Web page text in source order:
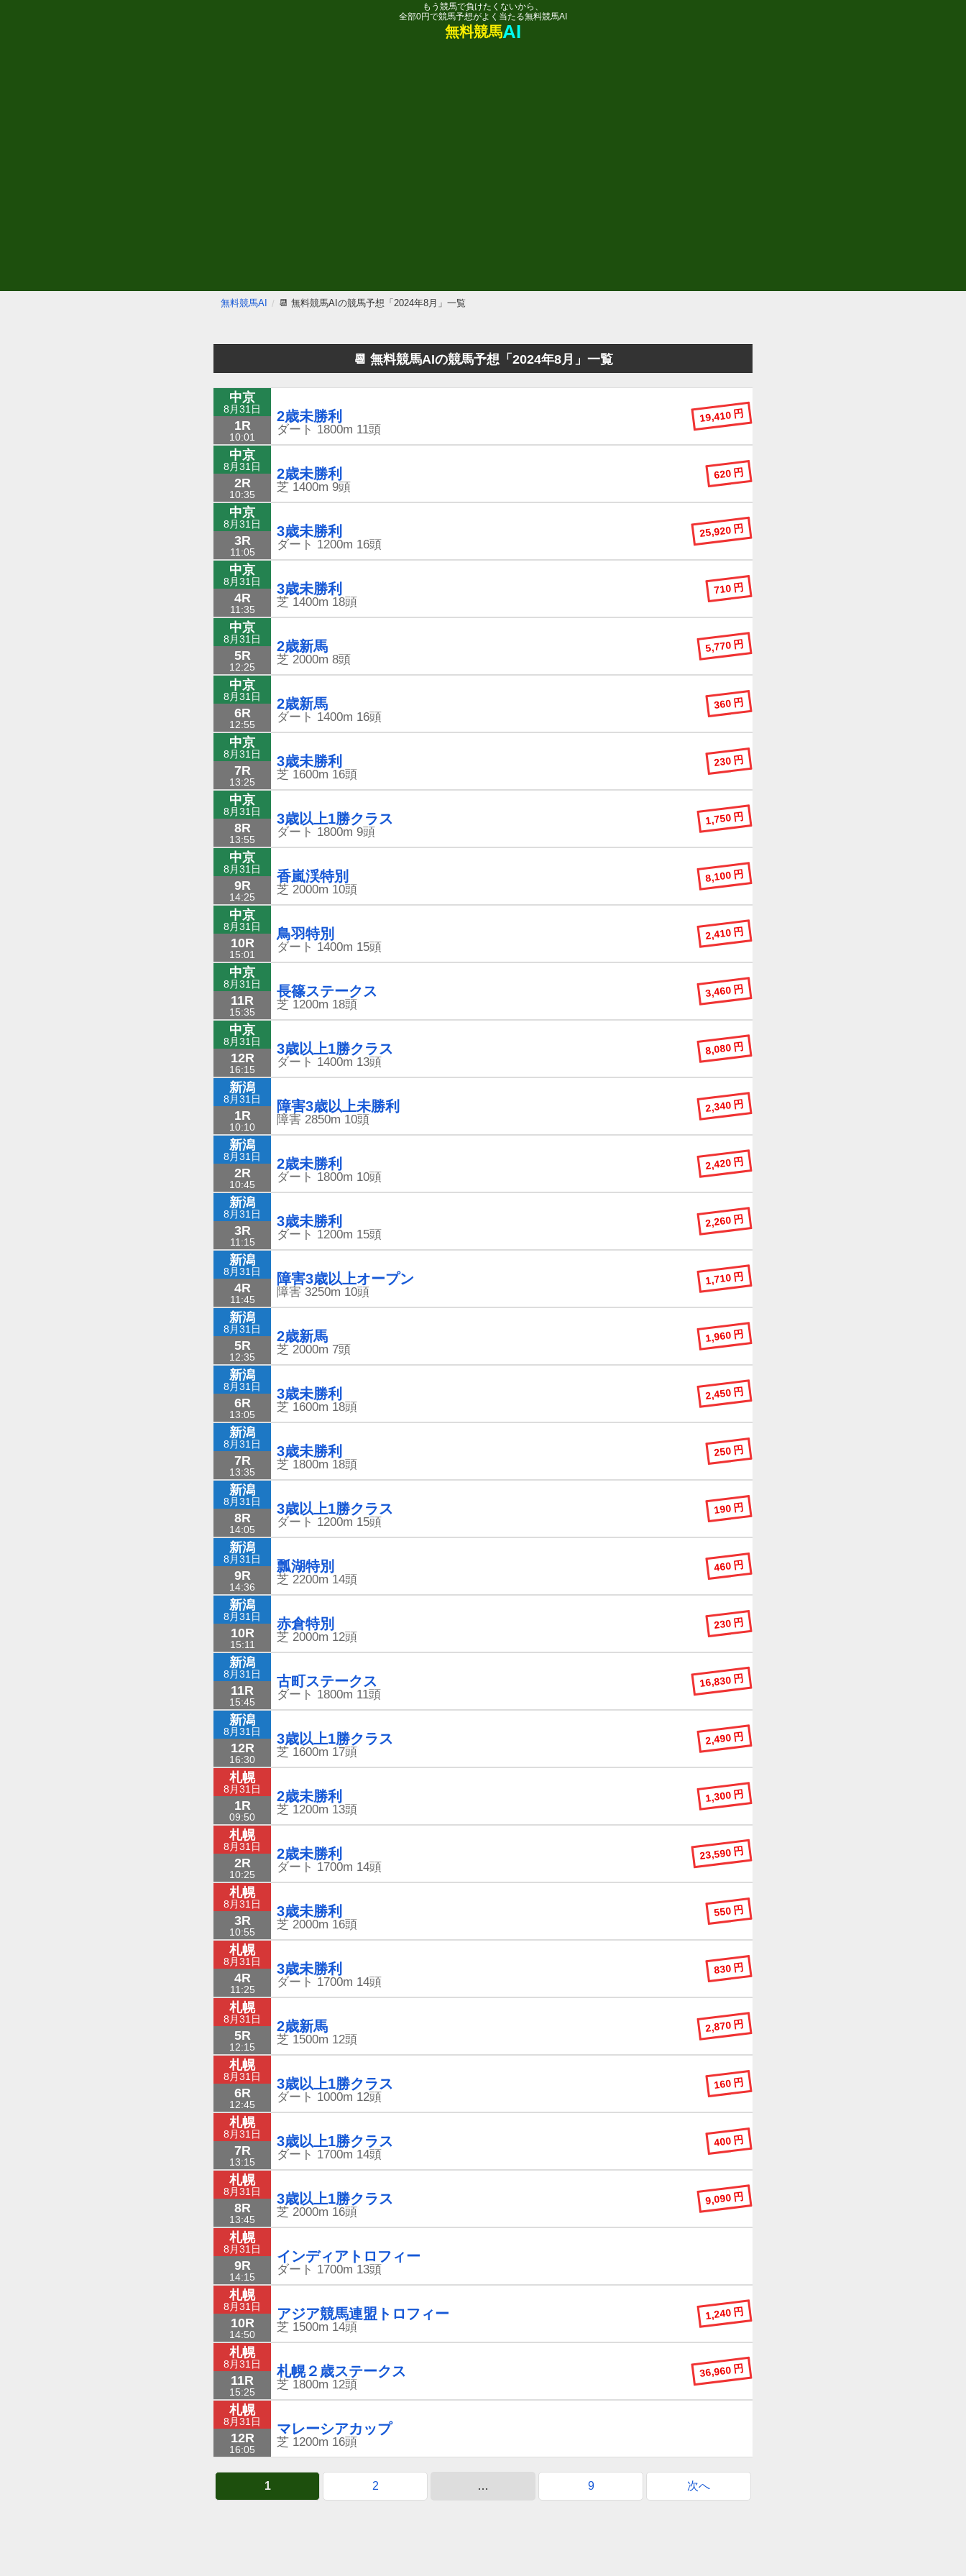
もう競馬で負けたくないから、
全部0円で競馬予想がよく当たる無料競馬AI
無料競馬AI
無料競馬AI 📆 無料競馬AIの競馬予想「2024年8月」一覧
📆 無料競馬AIの競馬予想 「2024年8月」一覧
中京
8月31日
1R
10:01
2歳未勝利
ダート 1800m 11頭
19,410 円
中京
8月31日
2R
10:35
2歳未勝利
芝 1400m 9頭
620 円
中京
8月31日
3R
11:05
3歳未勝利
ダート 1200m 16頭
25,920 円
中京
8月31日
4R
11:35
3歳未勝利
芝 1400m 18頭
710 円
中京
8月31日
5R
12:25
2歳新馬
芝 2000m 8頭
5,770 円
中京
8月31日
6R
12:55
2歳新馬
ダート 1400m 16頭
360 円
中京
8月31日
7R
13:25
3歳未勝利
芝 1600m 16頭
230 円
中京
8月31日
8R
13:55
3歳以上1勝クラス
ダート 1800m 9頭
1,750 円
中京
8月31日
9R
14:25
香嵐渓特別
芝 2000m 10頭
8,100 円
中京
8月31日
10R
15:01
鳥羽特別
ダート 1400m 15頭
2,410 円
中京
8月31日
11R
15:35
長篠ステークス
芝 1200m 18頭
3,460 円
中京
8月31日
12R
16:15
3歳以上1勝クラス
ダート 1400m 13頭
8,080 円
新潟
8月31日
1R
10:10
障害3歳以上未勝利
障害 2850m 10頭
2,340 円
新潟
8月31日
2R
10:45
2歳未勝利
ダート 1800m 10頭
2,420 円
新潟
8月31日
3R
11:15
3歳未勝利
ダート 1200m 15頭
2,260 円
新潟
8月31日
4R
11:45
障害3歳以上オープン
障害 3250m 10頭
1,710 円
新潟
8月31日
5R
12:35
2歳新馬
芝 2000m 7頭
1,960 円
新潟
8月31日
6R
13:05
3歳未勝利
芝 1600m 18頭
2,450 円
新潟
8月31日
7R
13:35
3歳未勝利
芝 1800m 18頭
250 円
新潟
8月31日
8R
14:05
3歳以上1勝クラス
ダート 1200m 15頭
190 円
新潟
8月31日
9R
14:36
瓢湖特別
芝 2200m 14頭
460 円
新潟
8月31日
10R
15:11
赤倉特別
芝 2000m 12頭
230 円
新潟
8月31日
11R
15:45
古町ステークス
ダート 1800m 11頭
16,830 円
新潟
8月31日
12R
16:30
3歳以上1勝クラス
芝 1600m 17頭
2,490 円
札幌
8月31日
1R
09:50
2歳未勝利
芝 1200m 13頭
1,300 円
札幌
8月31日
2R
10:25
2歳未勝利
ダート 1700m 14頭
23,590 円
札幌
8月31日
3R
10:55
3歳未勝利
芝 2000m 16頭
550 円
札幌
8月31日
4R
11:25
3歳未勝利
ダート 1700m 14頭
830 円
札幌
8月31日
5R
12:15
2歳新馬
芝 1500m 12頭
2,870 円
札幌
8月31日
6R
12:45
3歳以上1勝クラス
ダート 1000m 12頭
160 円
札幌
8月31日
7R
13:15
3歳以上1勝クラス
ダート 1700m 14頭
400 円
札幌
8月31日
8R
13:45
3歳以上1勝クラス
芝 2000m 16頭
9,090 円
札幌
8月31日
9R
14:15
インディアトロフィー
ダート 1700m 13頭
札幌
8月31日
10R
14:50
アジア競馬連盟トロフィー
芝 1500m 14頭
1,240 円
札幌
8月31日
11R
15:25
札幌２歳ステークス
芝 1800m 12頭
36,960 円
札幌
8月31日
12R
16:05
マレーシアカップ
芝 1200m 16頭
1 2 … 9 次へ